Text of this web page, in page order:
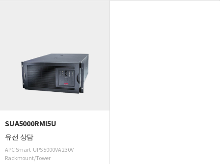
SUA5000RMI5U
유선 상담
APC Smart-UPS 5000VA 230V
Rackmount/Tower